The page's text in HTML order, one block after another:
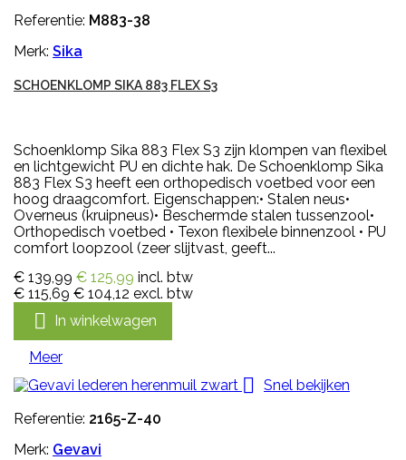
Referentie: M883-38
Merk: Sika
SCHOENKLOMP SIKA 883 FLEX S3
Schoenklomp Sika 883 Flex S3 zijn klompen van flexibel
en lichtgewicht PU en dichte hak. De Schoenklomp Sika
883 Flex S3 heeft een orthopedisch voetbed voor een
hoog draagcomfort. Eigenschappen:• Stalen neus•
Overneus (kruipneus)• Beschermde stalen tussenzool•
Orthopedisch voetbed • Texon flexibele binnenzool • PU
comfort loopzool (zeer slijtvast, geeft...
€ 139,99 € 125,99 incl. btw
€ 115,69 € 104,12 excl. btw
 In winkelwagen
Meer

Snel bekijken
Referentie: 2165-Z-40
Merk: Gevavi